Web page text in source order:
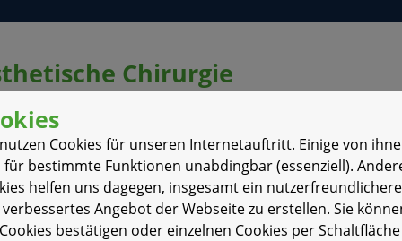
Chirurgie
promovierte an der Medizinischen
chirurgisches Basishandwerk in
(Bodensee), auf dem ihre
Cookies für unseren Internetauftritt. Einige von
für bestimmte Funktionen unabdingbar (essenziell).
helfen uns dagegen, insgesamt ein
Angebot der Webseite zu erstellen. Sie
bestätigen oder einzelnen Cookies per